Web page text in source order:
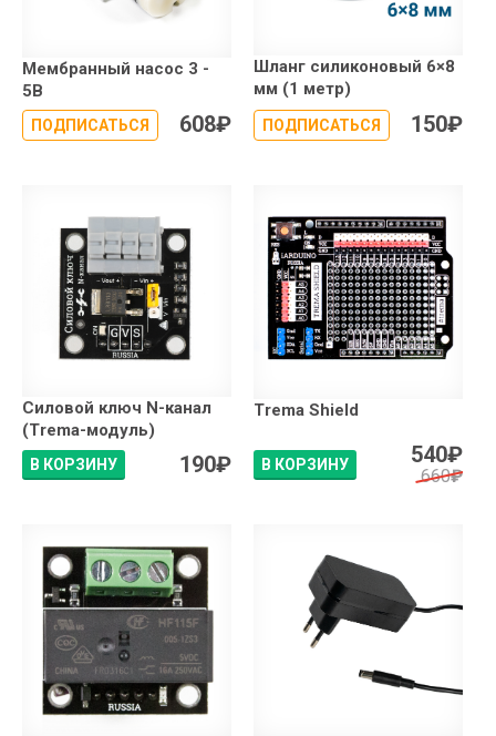
Мембранный насос 3 -
5В
ПОДПИСАТЬСЯ 608₽
Шланг cиликоновый 6×8
мм (1 метр)
ПОДПИСАТЬСЯ 150₽
Силовой ключ N-канал
(Trema-модуль)
В КОРЗИНУ 190₽
Trema Shield
В КОРЗИНУ 540₽
660₽